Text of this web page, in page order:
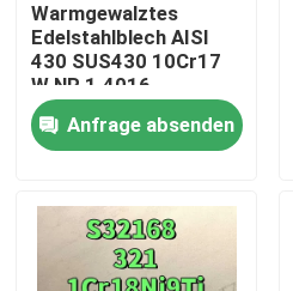
Produkte
Warmgewalztes
Edelstahlblech AISI
430 SUS430 10Cr17
W.NR 1.4016
10*1500*6000
Oberfläche NO.1
Anfrage absenden